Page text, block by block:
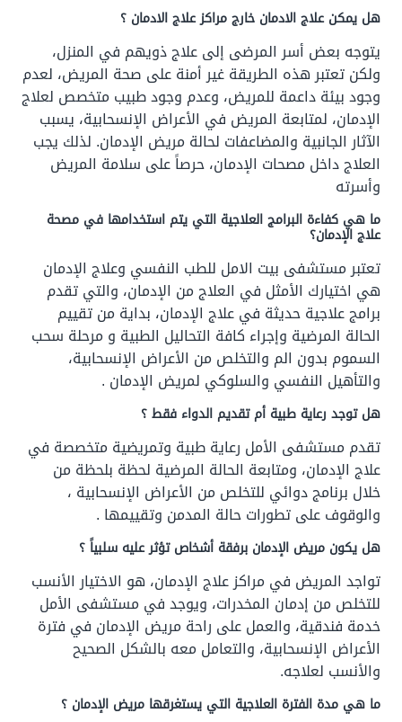
هل يمكن علاج الادمان خارج مراكز علاج الادمان ؟
يتوجه بعض أسر المرضى إلى علاج ذويهم في المنزل،
ولكن تعتبر هذه الطريقة غير أمنة على صحة المريض، لعدم
وجود بيئة داعمة للمريض، وعدم وجود طبيب متخصص لعلاج
الإدمان، لمتابعة المريض في الأعراض الإنسحابية، يسبب
الآثار الجانبية والمضاعفات لحالة مريض الإدمان. لذلك يجب
العلاج داخل مصحات الإدمان، حرصاً على سلامة المريض
وأسرته
ما هي كفاءة البرامج العلاجية التي يتم استخدامها في مصحة
علاج الإدمان؟
تعتبر مستشفى بيت الامل للطب النفسي وعلاج الإدمان
هي اختيارك الأمثل في العلاج من الإدمان، والتي تقدم
برامج علاجية حديثة في علاج الإدمان، بداية من تقييم
الحالة المرضية وإجراء كافة التحاليل الطبية و مرحلة سحب
السموم بدون الم والتخلص من الأعراض الإنسحابية،
والتأهيل النفسي والسلوكي لمريض الإدمان .
هل توجد رعاية طبية أم تقديم الدواء فقط ؟
تقدم مستشفى الأمل رعاية طبية وتمريضية متخصصة في
علاج الإدمان، ومتابعة الحالة المرضية لحظة بلحظة من
خلال برنامج دوائي للتخلص من الأعراض الإنسحابية ،
والوقوف على تطورات حالة المدمن وتقييمها .
هل يكون مريض الإدمان برفقة أشخاص تؤثر عليه سلبياً ؟
تواجد المريض في مراكز علاج الإدمان، هو الاختيار الأنسب
للتخلص من إدمان المخدرات، ويوجد في مستشفى الأمل
خدمة فندقية، والعمل على راحة مريض الإدمان في فترة
الأعراض الإنسحابية، والتعامل معه بالشكل الصحيح
والأنسب لعلاجه.
ما هي مدة الفترة العلاجية التي يستغرقها مريض الإدمان ؟